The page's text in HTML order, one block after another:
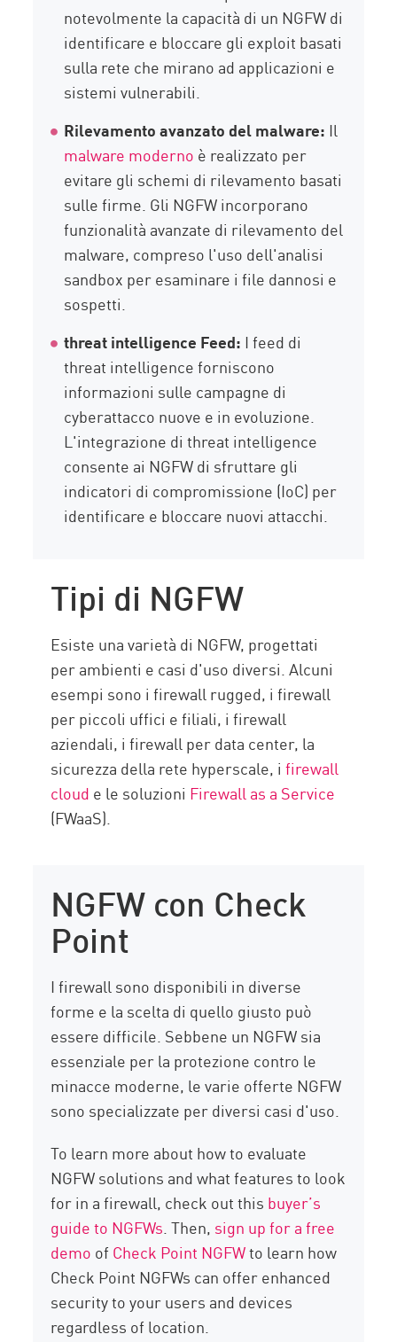
notevolmente la capacità di un NGFW di
identificare e bloccare gli exploit basati
sulla rete che mirano ad applicazioni e
sistemi vulnerabili.
Rilevamento avanzato del malware: Il
malware moderno è realizzato per
evitare gli schemi di rilevamento basati
sulle firme. Gli NGFW incorporano
funzionalità avanzate di rilevamento del
malware, compreso l'uso dell'analisi
sandbox per esaminare i file dannosi e
sospetti.
threat intelligence Feed: I feed di
threat intelligence forniscono
informazioni sulle campagne di
cyberattacco nuove e in evoluzione.
L'integrazione di threat intelligence
consente ai NGFW di sfruttare gli
indicatori di compromissione (IoC) per
identificare e bloccare nuovi attacchi.
Tipi di NGFW
Esiste una varietà di NGFW, progettati
per ambienti e casi d'uso diversi. Alcuni
esempi sono i firewall rugged, i firewall
per piccoli uffici e filiali, i firewall
aziendali, i firewall per data center, la
sicurezza della rete hyperscale, ifirewall
cloud e le soluzioni Firewall as a Service
(FWaaS).
NGFW con Check
Point
I firewall sono disponibili in diverse
forme e la scelta di quello giusto può
essere difficile. Sebbene un NGFW sia
essenziale per la protezione contro le
minacce moderne, le varie offerte NGFW
sono specializzate per diversi casi d'uso.
To learn more about how to evaluate
NGFW solutions and what features to look
for in a firewall, check out this buyer’s
guide to NGFWs. Then, sign up for a free
demo of Check Point NGFWto learn how
Check Point NGFWs can offer enhanced
security to your users and devices
regardless of location.